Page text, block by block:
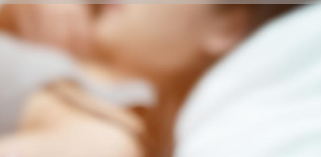
！
！
+短鏈
一起嗎？
場！
案者
壞壞！
高潮宇宙！
的私密區域
了！
包
音服務